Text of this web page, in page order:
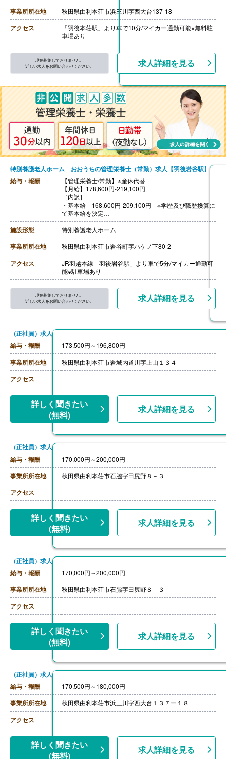
事業所所在地 秋田県由利本荘市浜三川字西大台137-18
アクセス
「羽後本荘駅」より車で10分/マイカー通勤可能※無料駐
車場あり
現在募集しておりません。
近しい求人をお問い合わせください。
求人詳細を見る
特別養護老人ホーム おおうちの管理栄養士（常勤）求人【羽後岩谷駅】
給与・報酬
【管理栄養士/常勤】※産休代替
【月給】178,600円-219,100円
［内訳］
・基本給 168,600円-209,100円 ※学歴及び職歴換算に
て基本給を決定
・資格手当 管理栄養士10,000円
［その他手当］
・時間外勤務手当
・休日勤務手当
【賞与】なし
【通勤手当】あり（上限30,000円/月）※規定支給
【昇給】なし
【退職金】なし
施設形態 特別養護老人ホーム
事業所所在地 秋田県由利本荘市岩谷町字ハケノ下80-2
アクセス
JR羽越本線「羽後岩谷駅」より車で5分/マイカー通勤可
能※駐車場あり
現在募集しておりません。
近しい求人をお問い合わせください。
求人詳細を見る
（正社員）求人
給与・報酬
173,500円～196,800円
事業所所在地 秋田県由利本荘市岩城内道川字上山１３４
アクセス
詳しく聞きたい
(無料)
求人詳細を見る
（正社員）求人
給与・報酬
170,000円～200,000円
事業所所在地 秋田県由利本荘市石脇字田尻野８－３
アクセス
詳しく聞きたい
(無料)
求人詳細を見る
（正社員）求人
給与・報酬
170,000円～200,000円
事業所所在地 秋田県由利本荘市石脇字田尻野８－３
アクセス
詳しく聞きたい
(無料)
求人詳細を見る
（正社員）求人
給与・報酬
170,500円～180,000円
事業所所在地 秋田県由利本荘市浜三川字西大台１３７ー１８
アクセス
詳しく聞きたい
(無料)
求人詳細を見る